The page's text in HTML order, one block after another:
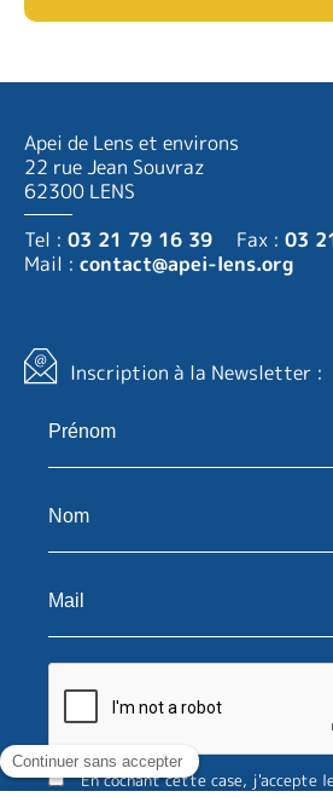
Apei de Lens et environs
22 rue Jean Souvraz
62300 LENS
Tel : 03 21 79 16 39 Fax : 03
Mail : contact@apei-lens.org
Inscription à la Newsletter :
En cochant cette case, j'accepte